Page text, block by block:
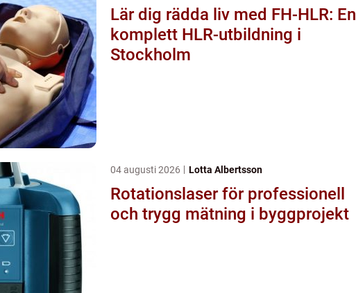
Lär dig rädda liv med FH-HLR: En
komplett HLR-utbildning i
Stockholm
04 augusti 2026 Lotta Albertsson
Rotationslaser för professionell
och trygg mätning i byggprojekt